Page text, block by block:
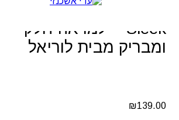
סרום Keratin Alpha
Sleek – למראה חלק
ומבריק מבית לוריאל
₪139.00